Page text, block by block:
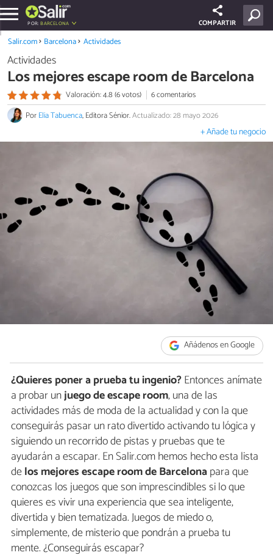
POR:BARCELONA COMPARTIR
Salir.com Barcelona Actividades
Actividades
Los mejores escape room de Barcelona
Valoración: 4.8 (6 votos)
6 comentarios
PorElia Tabuenca, Editora Sénior.Actualizado: 28 mayo 2026
+ Añade tu negocio
Añádenos en Google
¿Quieres poner a prueba tu ingenio?Entonces anímate
a probar unjuego de escape room, una de las
actividades más de moda de la actualidad y con la que
conseguirás pasar un rato divertido activando tu lógica y
siguiendo un recorrido de pistas y pruebas que te
ayudarán a escapar. En Salir.com hemos hecho esta lista
delos mejores escape room de Barcelonapara que
conozcas los juegos que son imprescindibles si lo que
quieres es vivir una experiencia que sea inteligente,
divertida y bien tematizada. Juegos de miedo o,
simplemente, de misterio que pondrán a prueba tu
mente. ¿Conseguirás escapar?